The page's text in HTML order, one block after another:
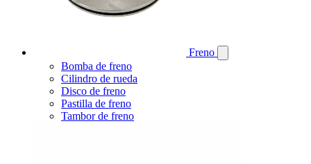
Freno
Bomba de freno
Cilindro de rueda
Disco de freno
Pastilla de freno
Tambor de freno